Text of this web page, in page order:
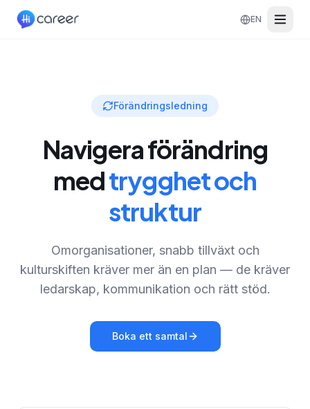
EN
Förändringsledning
Navigera förändring
medtrygghet och
struktur
Omorganisationer, snabb tillväxt och
kulturskiften kräver mer än en plan — de kräver
ledarskap, kommunikation och rätt stöd.
Boka ett samtal